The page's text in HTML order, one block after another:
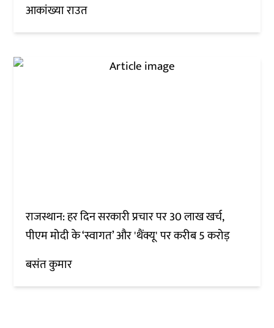
आकांख्या राउत
राजस्थान: हर दिन सरकारी प्रचार पर 30 लाख खर्च,
पीएम मोदी के ‘स्वागत’ और 'थैंक्यू' पर करीब 5 करोड़
बसंत कुमार